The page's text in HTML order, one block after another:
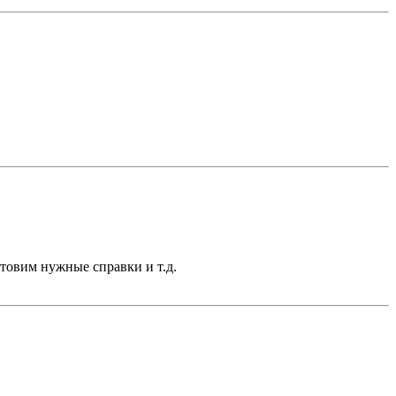
нужные справки и т.д.